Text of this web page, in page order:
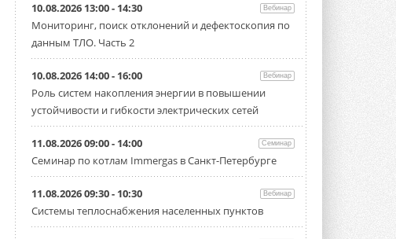
Китайская Shenling представила
линейку тепловых насосов
«воздух-вода» на R290
Серия ThermaX R290 All-In-One
включает три модели ...
Тепловые насосы в связке с
солнечной генерацией и
накопителем снижают
потребление на 60%
Исследователи из Италии установили ...
4 АВГУСТА 2026
«РУСКЛИМАТ Fest 2026» в Уфе
собрал свыше 700 профи
климатической отрасли
10.08.2026 13:00 - 14:30 Вебинар
Мониторинг, поиск отклонений и дефектоскопия по
данным ТЛО. Часть 2
10.08.2026 14:00 - 16:00 Вебинар
Роль систем накопления энергии в повышении
устойчивости и гибкости электрических сетей
11.08.2026 09:00 - 14:00 Семинар
Семинар по котлам Immergas в Санкт-Петербурге
11.08.2026 09:30 - 10:30 Вебинар
Системы теплоснабжения населенных пунктов